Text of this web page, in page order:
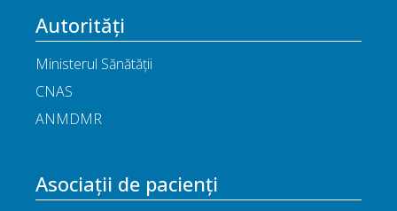
Autorități
Ministerul Sănătății
CNAS
ANMDMR
Asociații de pacienți